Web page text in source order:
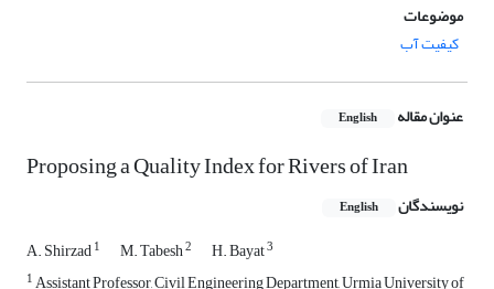
موضوعات
کیفیت آب
عنوان مقاله English
Proposing a Quality Index for Rivers of Iran
نویسندگان English
A. Shirzad1 M. Tabesh2 H. Bayat3
1